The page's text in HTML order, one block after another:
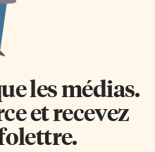
les médias.
et recevez